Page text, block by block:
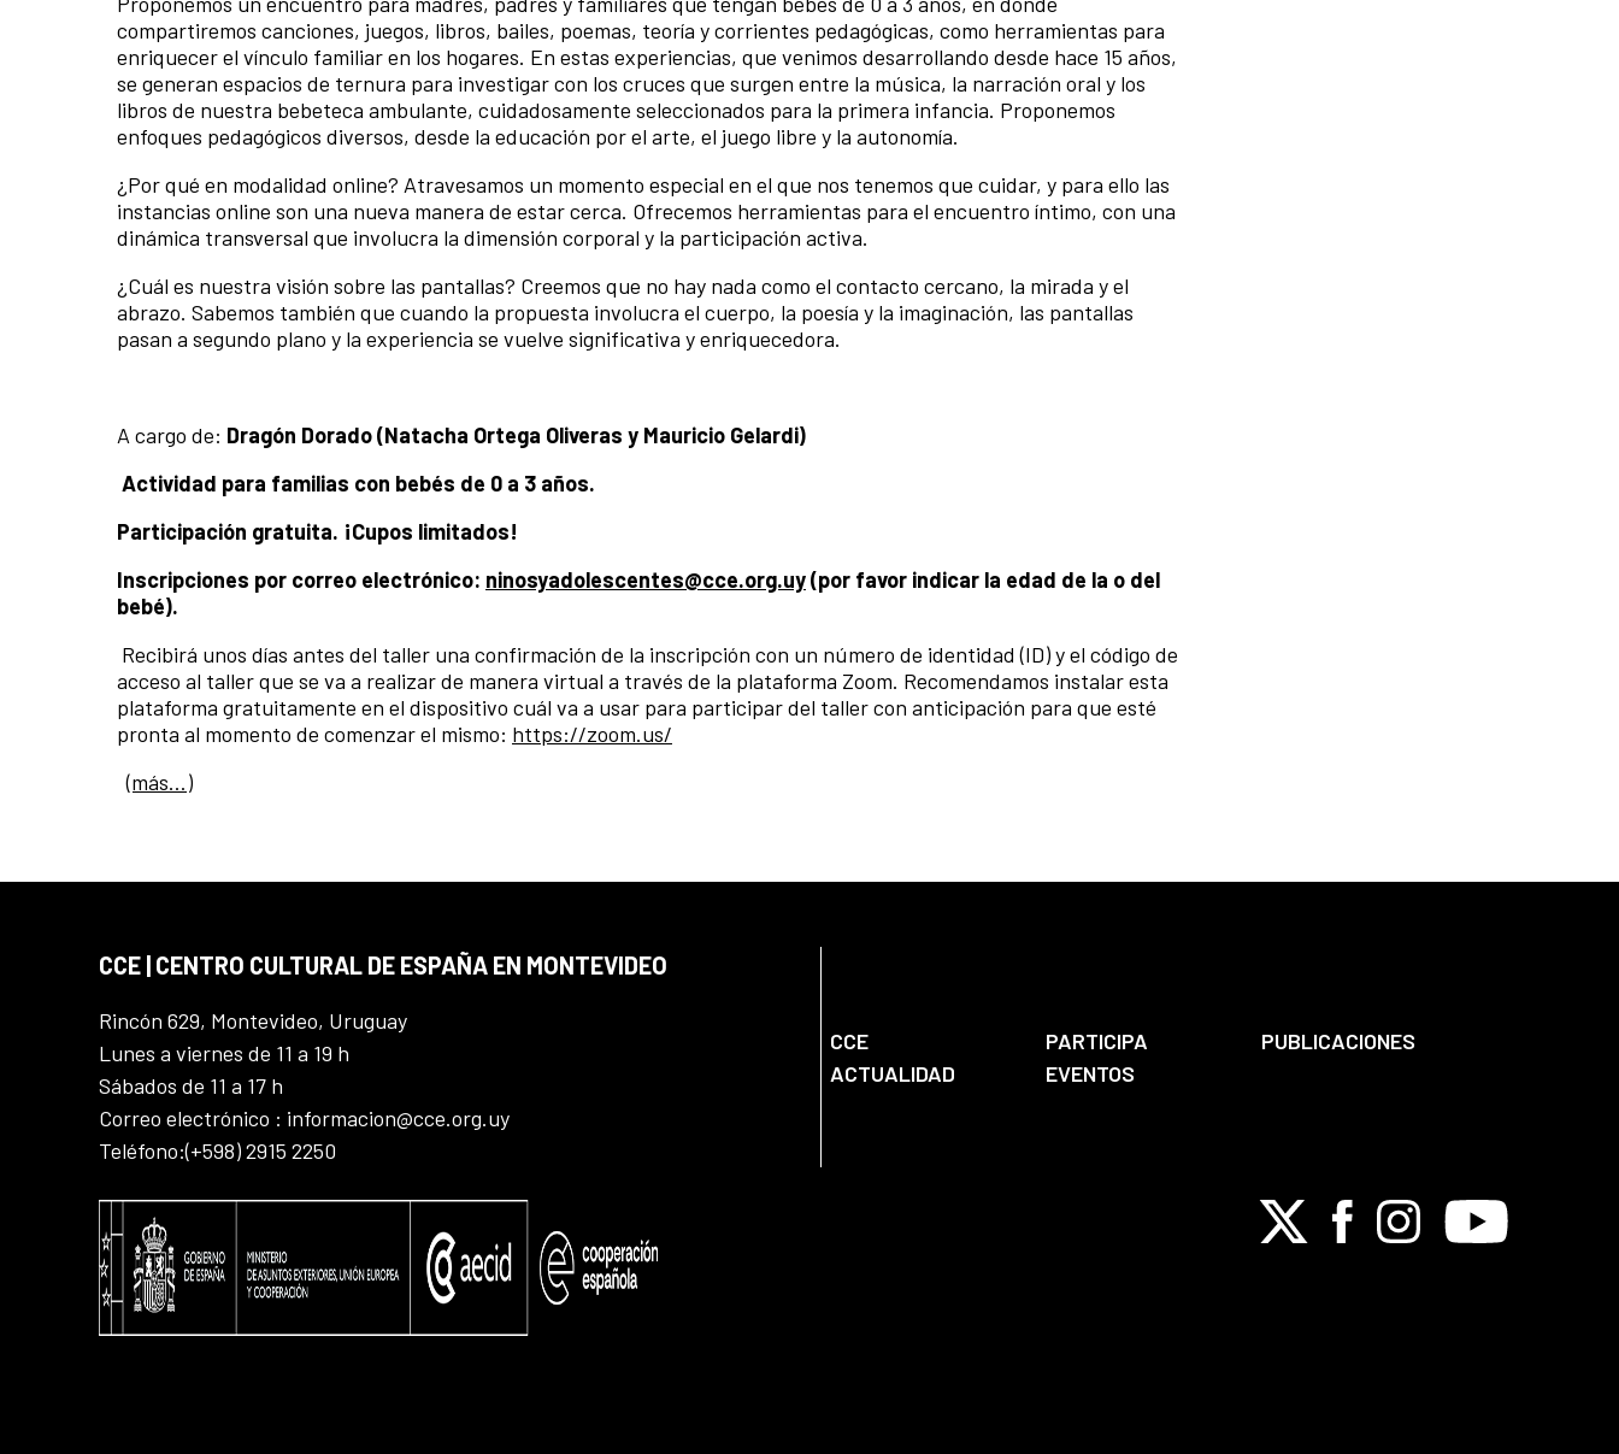
compartiremos canciones, juegos, libros, bailes, poemas, teoría y corrientes pedagógicas, como herramientas para
enriquecer el vínculo familiar en los hogares. En estas experiencias, que venimos desarrollando desde hace 15 años,
se generan espacios de ternura para investigar con los cruces que surgen entre la música, la narración oral y los
libros de nuestra bebeteca ambulante, cuidadosamente seleccionados para la primera infancia. Proponemos
enfoques pedagógicos diversos, desde la educación por el arte, el juego libre y la autonomía.
¿Por qué en modalidad online? Atravesamos un momento especial en el que nos tenemos que cuidar, y para ello las
instancias online son una nueva manera de estar cerca. Ofrecemos herramientas para el encuentro íntimo, con una
dinámica transversal que involucra la dimensión corporal y la participación activa.
¿Cuál es nuestra visión sobre las pantallas? Creemos que no hay nada como el contacto cercano, la mirada y el
abrazo. Sabemos también que cuando la propuesta involucra el cuerpo, la poesía y la imaginación, las pantallas
pasan a segundo plano y la experiencia se vuelve significativa y enriquecedora.
A cargo de: Dragón Dorado (Natacha Ortega Oliveras y Mauricio Gelardi)
Actividad para familias con bebés de 0 a 3 años.
Participación gratuita. ¡Cupos limitados!
Inscripciones por correo electrónico: ninosyadolescentes@cce.org.uy(por favor indicar la edad de la o del
bebé).
Recibirá unos días antes del taller una confirmación de la inscripción con un número de identidad (ID) y el código de
acceso al taller que se va a realizar de manera virtual a través de la plataforma Zoom. Recomendamos instalar esta
plataforma gratuitamente en el dispositivo cuál va a usar para participar del taller con anticipación para que esté
pronta al momento de comenzar el mismo: https://zoom.us/
(más…)
CCE | CENTRO CULTURAL DE ESPAÑA EN MONTEVIDEO
Rincón 629, Montevideo, Uruguay
Lunes a viernes de 11 a 19 h
Sábados de 11 a 17 h
Correo electrónico : informacion@cce.org.uy
Teléfono:(+598) 2915 2250
CCE PARTICIPA
PUBLICACIONES
ACTUALIDAD
EVENTOS
X FacebookInstagramYoutube